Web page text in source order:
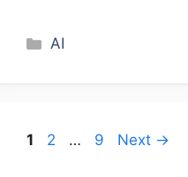
계를 바탕으로 AI 시대
존 전략을 지금 바로